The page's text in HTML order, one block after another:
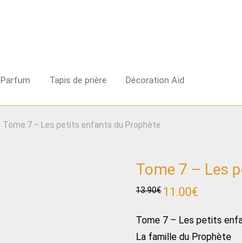
Parfum Tapis de prière Décoration Aïd
Tome 7 – Les petits enfants du Prophète
Tome 7 – Les
13.90€ Le
prix
était :
13.90€.
11.00€
est :
11.00€.
Tome 7 – Les petits
La famille du Prophète